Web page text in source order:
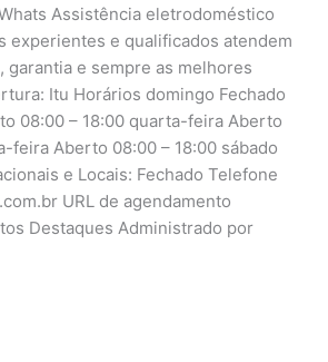
Assistência eletrodoméstico
experientes e qualificados atendem
e sempre as melhores
Itu Horários domingo Fechado
08:00 – 18:00 quarta-feira Aberto
feira Aberto 08:00 – 18:00 sábado
e Locais: Fechado Telefone
URL de agendamento
Destaques Administrado por